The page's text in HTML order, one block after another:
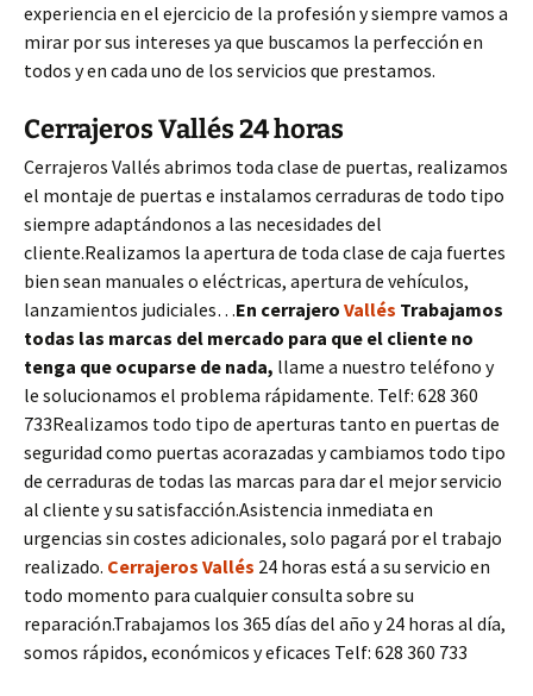
experiencia en el ejercicio de la profesión y siempre vamos a
mirar por sus intereses ya que buscamos la perfección en
todos y en cada uno de los servicios que prestamos.
Cerrajeros Vallés 24 horas
Cerrajeros Vallés abrimos toda clase de puertas, realizamos
el montaje de puertas e instalamos cerraduras de todo tipo
siempre adaptándonos a las necesidades del
cliente.Realizamos la apertura de toda clase de caja fuertes
bien sean manuales o eléctricas, apertura de vehículos,
lanzamientos judiciales…En cerrajero Vallés Trabajamos
todas las marcas del mercado para que el cliente no
tenga que ocuparse de nada, llame a nuestro teléfono y
le solucionamos el problema rápidamente. Telf: 628 360
733Realizamos todo tipo de aperturas tanto en puertas de
seguridad como puertas acorazadas y cambiamos todo tipo
de cerraduras de todas las marcas para dar el mejor servicio
al cliente y su satisfacción.Asistencia inmediata en
urgencias sin costes adicionales, solo pagará por el trabajo
realizado. Cerrajeros Vallés 24 horas está a su servicio en
todo momento para cualquier consulta sobre su
reparación.Trabajamos los 365 días del año y 24 horas al día,
somos rápidos, económicos y eficaces Telf: 628 360 733